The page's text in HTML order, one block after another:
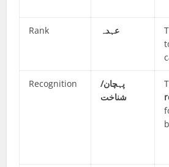
Rank عہدہ
Recognition
پہچان/